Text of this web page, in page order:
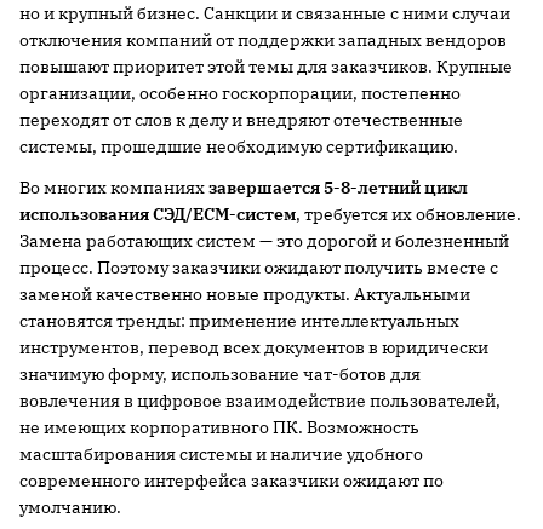
но и крупный бизнес. Санкции и связанные с ними случаи
отключения компаний от поддержки западных вендоров
повышают приоритет этой темы для заказчиков. Крупные
организации, особенно госкорпорации, постепенно
переходят от слов к делу и внедряют отечественные
системы, прошедшие необходимую сертификацию.
Во многих компанияхзавершается 5-8-летний цикл
использования СЭД/ECM-систем, требуется их обновление.
Замена работающих систем — это дорогой и болезненный
процесс. Поэтому заказчики ожидают получить вместе с
заменой качественно новые продукты. Актуальными
становятся тренды: применение интеллектуальных
инструментов, перевод всех документов в юридически
значимую форму, использование чат-ботов для
вовлечения в цифровое взаимодействие пользователей,
не имеющих корпоративного ПК. Возможность
масштабирования системы и наличие удобного
современного интерфейса заказчики ожидают по
умолчанию.